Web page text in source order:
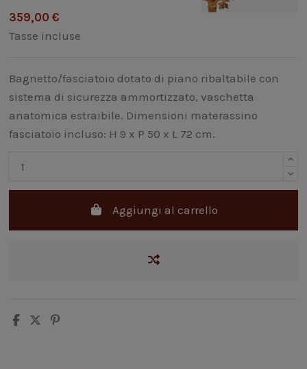
359,00 €
Tasse incluse
Bagnetto/fasciatoio dotato di piano ribaltabile con
sistema di sicurezza ammortizzato, vaschetta
anatomica estraibile. Dimensioni materassino
fasciatoio incluso: H 9 x P 50 x L 72 cm.
Aggiungi al carrello